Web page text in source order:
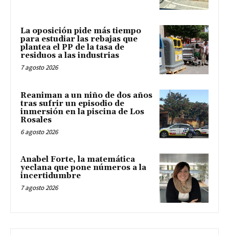
La oposición pide más tiempo
para estudiar las rebajas que
plantea el PP de la tasa de
residuos a las industrias
7 agosto 2026
Reaniman a un niño de dos años
tras sufrir un episodio de
inmersión en la piscina de Los
Rosales
6 agosto 2026
Anabel Forte, la matemática
yeclana que pone números a la
incertidumbre
7 agosto 2026